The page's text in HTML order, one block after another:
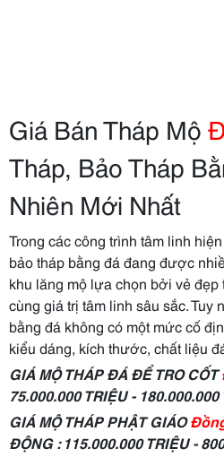
Giá Bán Tháp Mộ
Tháp, Bảo Tháp
Nhiên Mới Nhất
Trong các công trình tâm linh
bảo tháp bằng đá đang được
khu lăng mộ lựa chọn bởi vẻ
cùng giá trị tâm linh sâu sắc. Tuy
bằng đá không có một mức cố
kiểu dáng, kích thước, chất liệu
GIÁ MỘ THÁP ĐÁ ĐỂ TRO CỐT
75.000.000 TRIỆU - 180.000.000
GIÁ MỘ THÁP PHẬT GIÁO
ĐỘNG : 115.000.000 TRIỆU -